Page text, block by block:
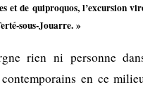
et de quiproquos, l’excursion
sous-Jouarre. »
rien ni personne
en ce